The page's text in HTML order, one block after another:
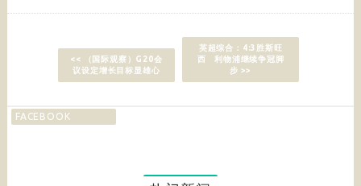
<< （国际观察）G20会
议设定增长目标显雄心
英超综合：4:3胜斯旺
西 利物浦继续争冠脚
步 >>
FACEBOOK